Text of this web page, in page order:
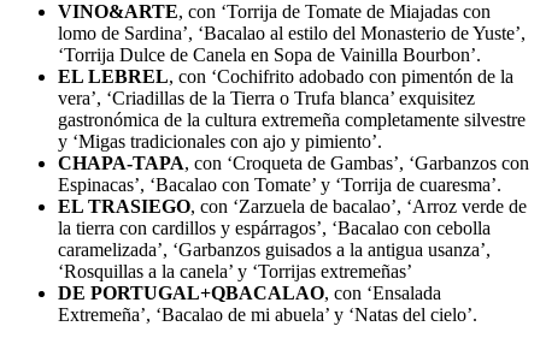
VINO&ARTE, con ‘Torrija de Tomate de Miajadas con
lomo de Sardina’, ‘Bacalao al estilo del Monasterio de Yuste’,
‘Torrija Dulce de Canela en Sopa de Vainilla Bourbon’.
EL LEBREL, con ‘Cochifrito adobado con pimentón de la
vera’, ‘Criadillas de la Tierra o Trufa blanca’ exquisitez
gastronómica de la cultura extremeña completamente silvestre
y ‘Migas tradicionales con ajo y pimiento’.
CHAPA-TAPA, con ‘Croqueta de Gambas’, ‘Garbanzos con
Espinacas’, ‘Bacalao con Tomate’ y ‘Torrija de cuaresma’.
EL TRASIEGO, con ‘Zarzuela de bacalao’, ‘Arroz verde de
la tierra con cardillos y espárragos’, ‘Bacalao con cebolla
caramelizada’, ‘Garbanzos guisados a la antigua usanza’,
‘Rosquillas a la canela’ y ‘Torrijas extremeñas’
DE PORTUGAL+QBACALAO, con ‘Ensalada
Extremeña’, ‘Bacalao de mi abuela’ y ‘Natas del cielo’.